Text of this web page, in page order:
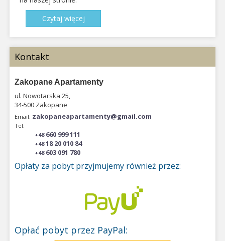
Czytaj więcej
Kontakt
Zakopane Apartamenty
ul. Nowotarska 25,
34-500 Zakopane
Email: zakopaneapartamenty@gmail.com
Tel:
+48660 999 111
+4818 20 010 84
+48603 091 780
Opłaty za pobyt przyjmujemy również przez:
Opłać pobyt przez PayPal: